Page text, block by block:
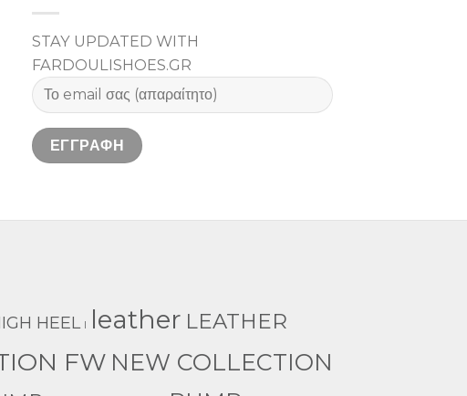
STAY UPDATED WITH
FARDOULISHOES.GR
HEEL l leather LEATHER
FW NEW COLLECTION